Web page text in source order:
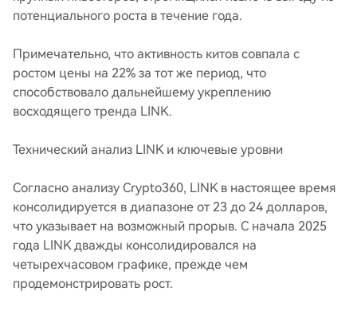
потенциального роста в течение года.
Примечательно, что активность китов совпала с
ростом цены на 22% за тот же период, что
способствовало дальнейшему укреплению
восходящего тренда LINK.
Технический анализ LINK и ключевые уровни
Согласно анализу Crypto360, LINK в настоящее время
консолидируется в диапазоне от 23 до 24 долларов,
что указывает на возможный прорыв. С начала 2025
года LINK дважды консолидировался на
четырехчасовом графике, прежде чем
продемонстрировать рост.